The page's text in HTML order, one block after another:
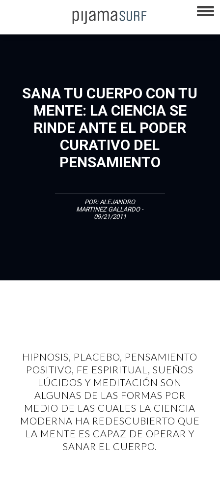
SANA TU CUERPO CON TU
MENTE: LA CIENCIA SE
RINDE ANTE EL PODER
CURATIVO DEL
PENSAMIENTO
POR: ALEJANDRO
MARTINEZ GALLARDO-
09/21/2011
HIPNOSIS, PLACEBO, PENSAMIENTO
POSITIVO, FE ESPIRITUAL, SUEÑOS
LÚCIDOS Y MEDITACIÓN SON
ALGUNAS DE LAS FORMAS POR
MEDIO DE LAS CUALES LA CIENCIA
MODERNA HA REDESCUBIERTO QUE
LA MENTE ES CAPAZ DE OPERAR Y
SANAR EL CUERPO.